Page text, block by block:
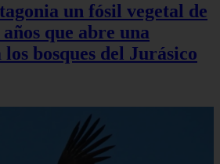
un fósil vegetal de
que abre una
bosques del Jurásico